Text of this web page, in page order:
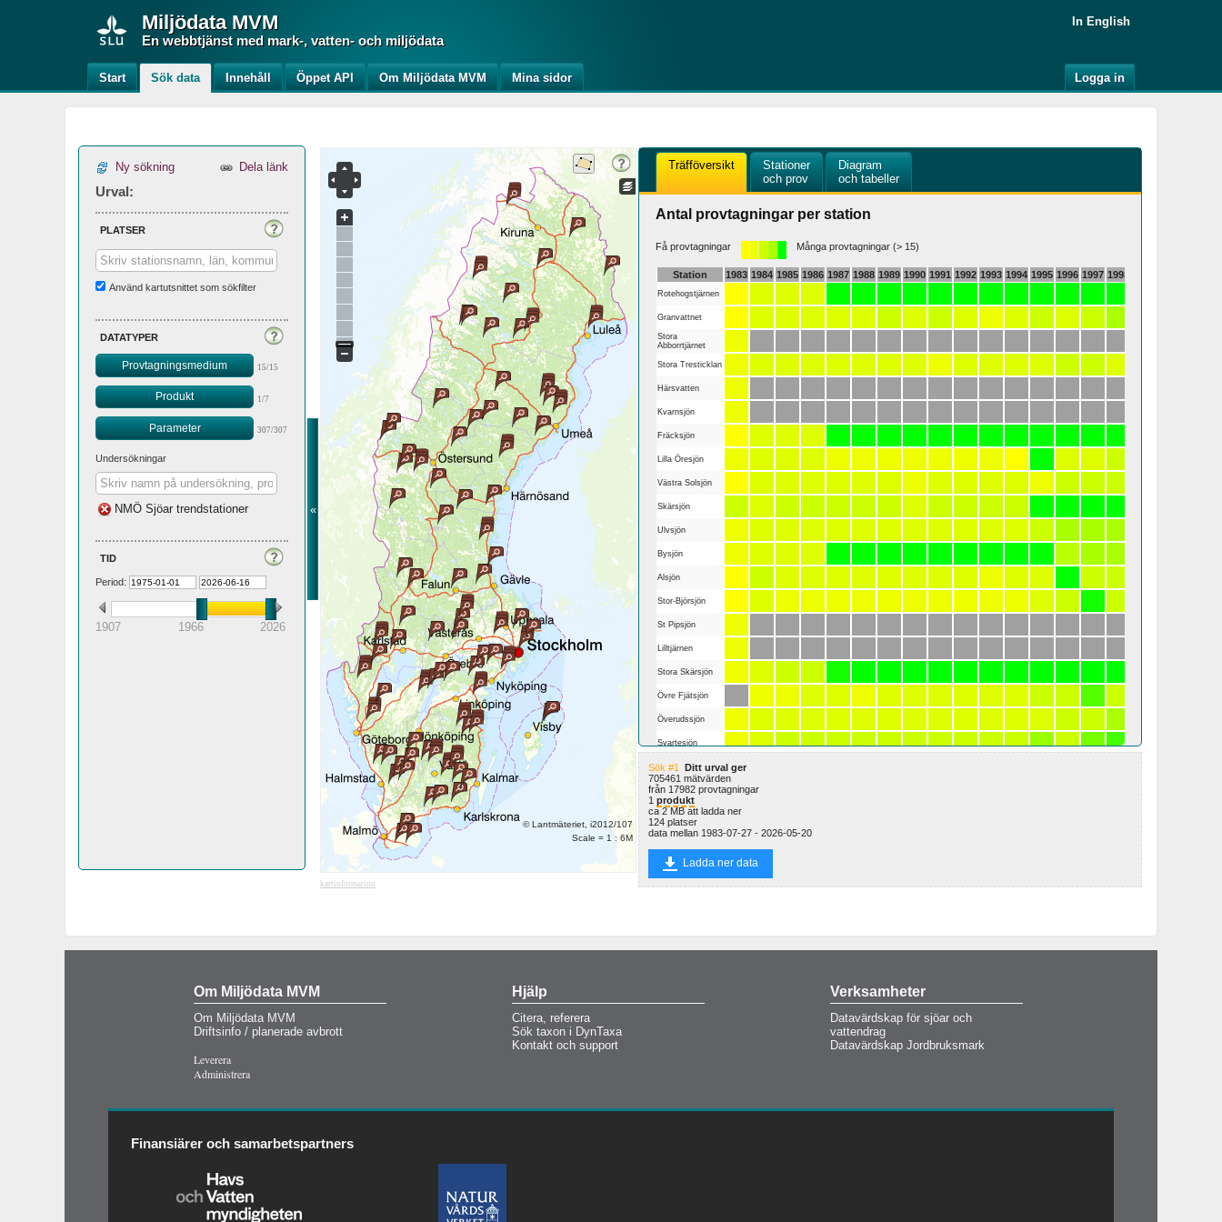
Miljödata MVM
En webbtjänst med mark-, vatten- och miljödata
In English
Start Sök data Innehåll Öppet API Om Miljödata MVM Mina sidor Logga in
Ny sökning Dela länk
Urval:
platser
Använd kartutsnittet som sökfilter
datatyper
Provtagningsmedium 15/15
Produkt 1/7
Parameter 307/307
Undersökningar
NMÖ Sjöar trendstationer
tid
Period:
1907 1966 2026
«
Scale = 1 : 6M
© Lantmäteriet, i2012/107
kartinformation
Träfföversikt
Stationer
och prov
Diagram
och tabeller
Antal provtagningar per station
Få provtagningar Många provtagningar (> 15)
Station 1983 1984 1985 1986 1987 1988 1989 1990 1991 1992 1993 1994 1995 1996 1997 1998
Rotehogstjärnen
Granvattnet
Stora
Abborrtjärnet
Stora Tresticklan
Härsvatten
Kvarnsjön
Fräcksjön
Lilla Öresjön
Västra Solsjön
Skärsjön
Ulvsjön
Bysjön
Alsjön
Stor-Björsjön
St Pipsjön
Lilltjärnen
Stora Skärsjön
Övre Fjätsjön
Överudssjön
Svartesjön
Havgårdssjön
Bockskärstjärnen
Tronntjärnarna
Rammsjön
Krankesjön
Gipsjön
Sök #1
Ditt urval ger
705461 mätvärden
från 17982 provtagningar
1 produkt
ca 2 MB att ladda ner
124 platser
data mellan 1983-07-27 - 2026-05-20
Ladda ner data
Om Miljödata MVM
Om Miljödata MVM
Driftsinfo / planerade avbrott
Leverera
Administrera
Hjälp
Citera, referera
Sök taxon i DynTaxa
Kontakt och support
Verksamheter
Datavärdskap för sjöar och
vattendrag
Datavärdskap Jordbruksmark
Finansiärer och samarbetspartners